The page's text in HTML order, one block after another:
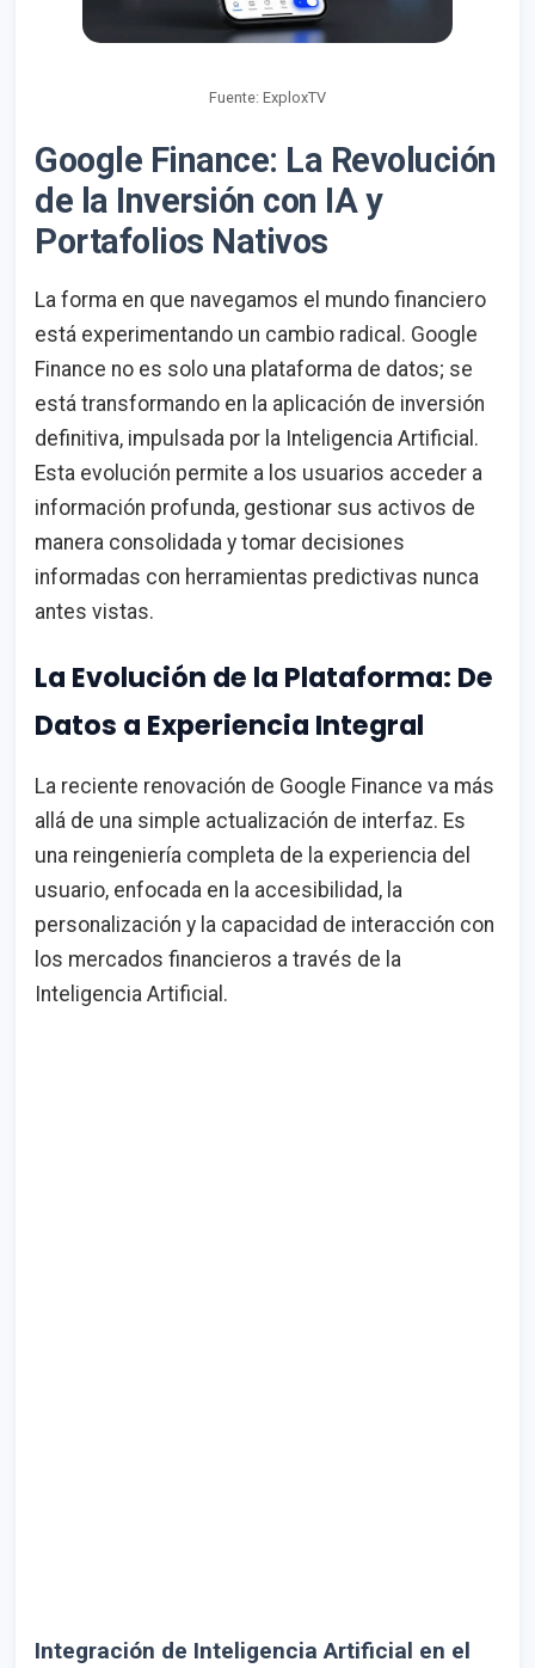
Fuente: ExploxTV
Google Finance: La Revolución
de la Inversión con IA y
Portafolios Nativos
La forma en que navegamos el mundo financiero
está experimentando un cambio radical. Google
Finance no es solo una plataforma de datos; se
está transformando en la aplicación de inversión
definitiva, impulsada por la Inteligencia Artificial.
Esta evolución permite a los usuarios acceder a
información profunda, gestionar sus activos de
manera consolidada y tomar decisiones
informadas con herramientas predictivas nunca
antes vistas.
La Evolución de la Plataforma: De
Datos a Experiencia Integral
La reciente renovación de Google Finance va más
allá de una simple actualización de interfaz. Es
una reingeniería completa de la experiencia del
usuario, enfocada en la accesibilidad, la
personalización y la capacidad de interacción con
los mercados financieros a través de la
Inteligencia Artificial.
Integración de Inteligencia Artificial en el